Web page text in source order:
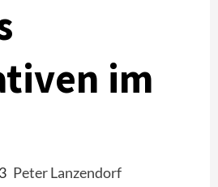
im
Peter Lanzendorf